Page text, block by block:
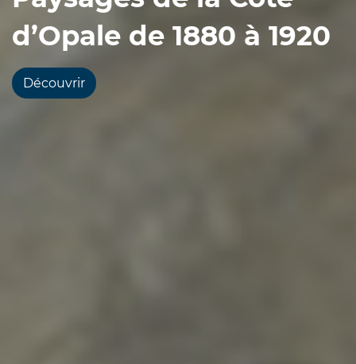
d’Opale de 1880 à 1920
DécouvrirExposition temporaire / VUES D’ICI :